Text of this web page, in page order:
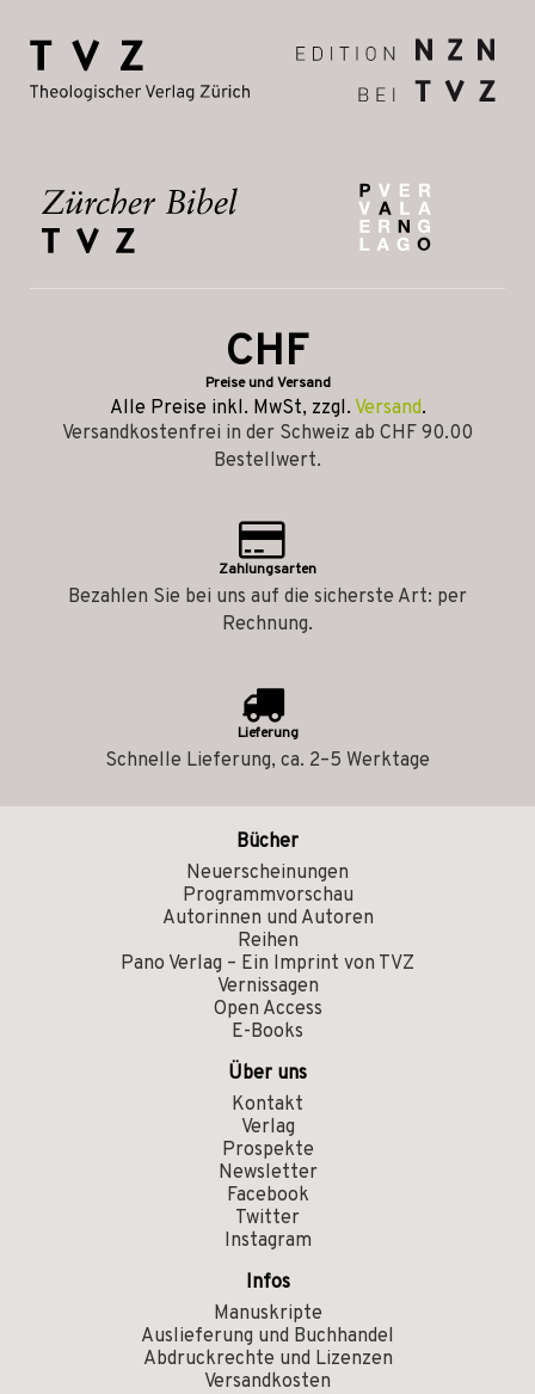
CHF
Preise und Versand
Alle Preise inkl. MwSt, zzgl. Versand.
Versandkostenfrei in der Schweiz ab CHF 90.00
Bestellwert.
Zahlungsarten
Bezahlen Sie bei uns auf die sicherste Art: per
Rechnung.
Lieferung
Schnelle Lieferung, ca. 2–5 Werktage
Bücher
Neuerscheinungen
Programmvorschau
Autorinnen und Autoren
Reihen
Pano Verlag – Ein Imprint von TVZ
Vernissagen
Open Access
E-Books
Über uns
Kontakt
Verlag
Prospekte
Newsletter
Facebook
Twitter
Instagram
Infos
Manuskripte
Auslieferung und Buchhandel
Abdruckrechte und Lizenzen
Versandkosten